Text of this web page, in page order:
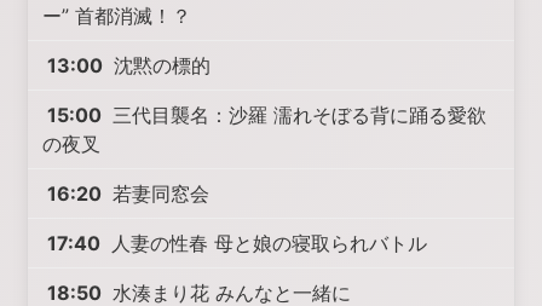
ー” 首都消滅！？
13:00 沈黙の標的
15:00 三代目襲名：沙羅 濡れそぼる背に踊る愛欲
の夜叉
16:20 若妻同窓会
17:40 人妻の性春 母と娘の寝取られバトル
18:50 水湊まり花 みんなと一緒に